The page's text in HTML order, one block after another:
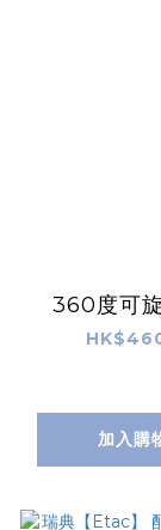
360度可
加入購